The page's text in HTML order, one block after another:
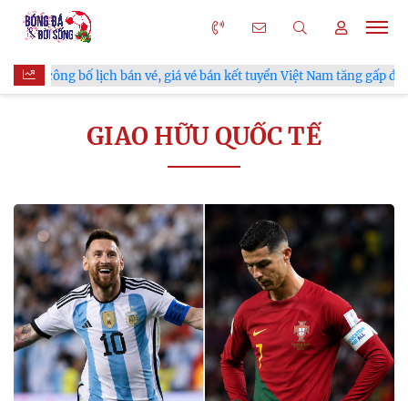
công bố lịch bán vé, giá vé bán kết tuyển Việt Nam tăng gấp đôi
GIAO HỮU QUỐC TẾ